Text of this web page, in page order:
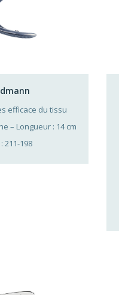
efficace du tissu
– Longueur : 14 cm
211-198